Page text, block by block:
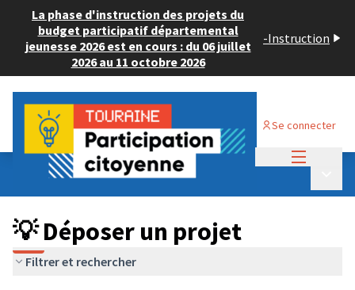
La phase d'instruction des projets du
budget participatif départemental
jeunesse 2026 est en cours : du 06 juillet
2026 au 11 octobre 2026
-Instruction
Se connecter
Budget Participatif ADULTE 2024
💡 Déposer un projet
💡 Déposer un projet
Filtrer et rechercher